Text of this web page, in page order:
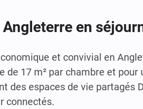
en
et convivial en
de 17 m² par chambre et
des espaces de vie partagés
connectés.